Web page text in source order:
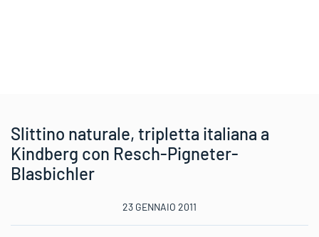
Slittino naturale, tripletta italiana a
Kindberg con Resch-Pigneter-
Blasbichler
23 GENNAIO 2011